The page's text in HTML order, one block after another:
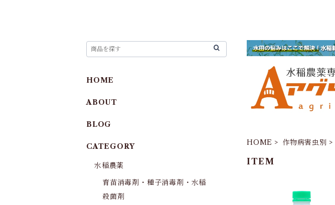
HOME 作物病害虫別
ITEM
HOME
ABOUT
BLOG
CATEGORY
水稲農薬
育苗消毒剤・種子消毒剤・水稲
殺菌剤